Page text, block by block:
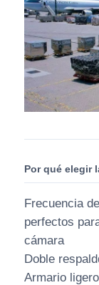
Por qué elegir
Frecuencia
perfectos
cámara
Doble
Armario